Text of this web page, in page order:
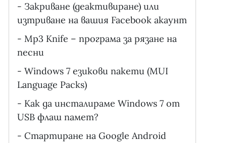
- Закриване (деактивиране) или
изтриване на вашия Facebook акаунт
- Mp3 Knife – програма за рязане на
песни
- Windows 7 езикови пакети (MUI
Language Packs)
- Как да инсталираме Windows 7 от
USB флаш памет?
- Стартиране на Google Android